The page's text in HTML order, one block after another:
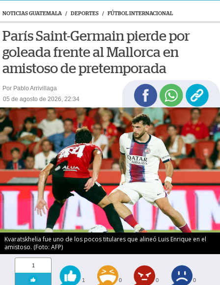
NOTICIAS GUATEMALA / DEPORTES / FÚTBOL INTERNACIONAL
París Saint-Germain pierde por
goleada frente al Mallorca en
amistoso de pretemporada
Por Pablo Arrivillaga
05 de agosto de 2026, 22:34
Kvaratskhelia fue uno de los pocos titulares que alineó Luis Enrique en el
amistoso. (Foto: AFP)
1
1 0 0 0